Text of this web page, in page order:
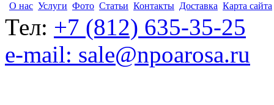
О нас Услуги Фото Статьи Контакты Доставка Карта сайта
Тел: +7 (812) 635-35-25
e-mail: sale@npoarosa.ru